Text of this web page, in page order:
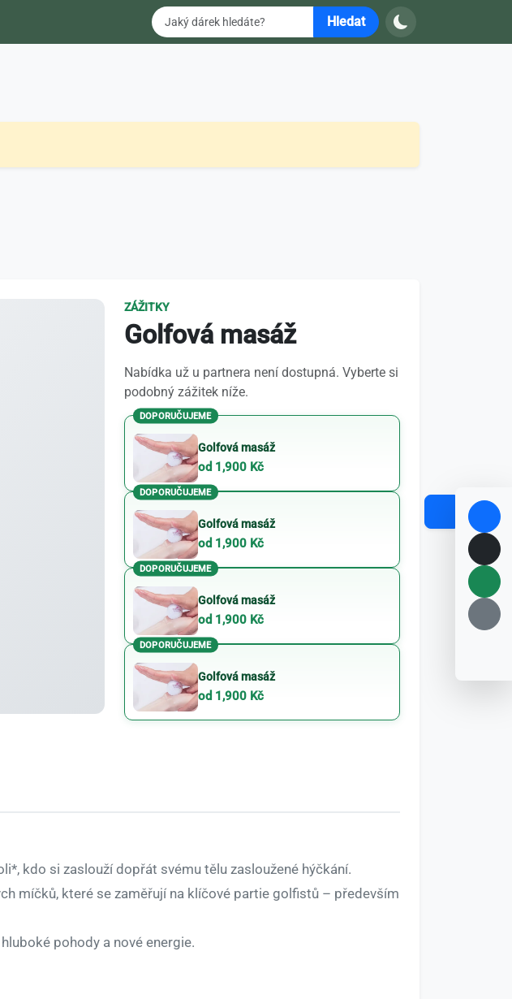
Hledat
ZÁŽITKY
Golfová masáž
Nabídka už u partnera není dostupná. Vyberte si
podobný zážitek níže.
DOPORUČUJEME
Golfová masáž
od 1,900 Kč
DOPORUČUJEME
Golfová masáž
od 1,900 Kč
DOPORUČUJEME
Golfová masáž
od 1,900 Kč
DOPORUČUJEME
Golfová masáž
od 1,900 Kč
kdo si zaslouží dopřát svému tělu zasloužené hýčkání.
míčků, které se zaměřují na klíčové partie golfistů – především
pohody a nové energie.